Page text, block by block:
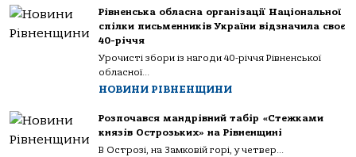
Рівненська обласна організації Національної
спілки письменників України відзначила своє
40-річчя
Урочисті збори із нагоди 40-річчя Рівненської
обласної...
НОВИНИ РІВНЕНЩИНИ
Розпочався мандрівний табір «Стежками
князів Острозьких» на Рівненщині
В Острозі, на Замковій горі, у четвер...